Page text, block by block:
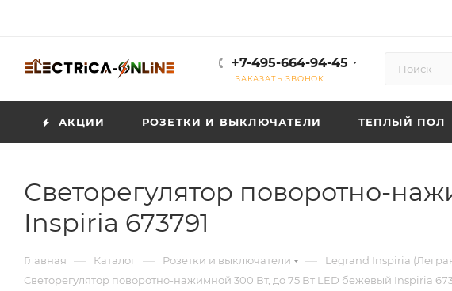
+7-495-664-94-45
ЗАКАЗАТЬ ЗВОНОК
АКЦИИ РОЗЕТКИ И ВЫКЛЮЧАТЕЛИ ТЕПЛЫЙ ПОЛ
Светорегулятор поворотно-
Inspiria 673791
Главная — Каталог — Розетки и выключатели — Legrand Inspiria
Светорегулятор поворотно-нажимной 300 Вт, до 75 Вт LED бежевый Inspiria